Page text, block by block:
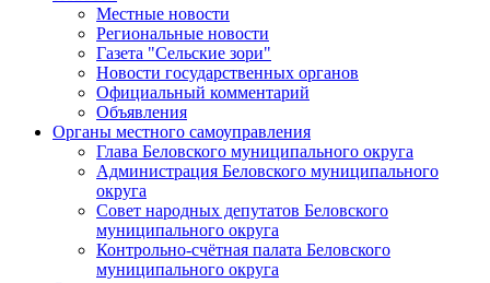
Местные новости
Региональные новости
Газета "Сельские зори"
Новости государственных органов
Официальный комментарий
Объявления
Органы местного самоуправления
Глава Беловского муниципального округа
Администрация Беловского муниципального
округа
Совет народных депутатов Беловского
муниципального округа
Контрольно-счётная палата Беловского
муниципального округа